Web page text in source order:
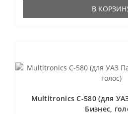
В
Multitronics C-580 (для
Бизнес,